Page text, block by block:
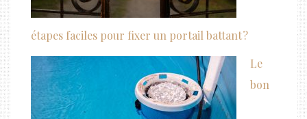
étapes faciles pour fixer un portail battant ?
Le
bon